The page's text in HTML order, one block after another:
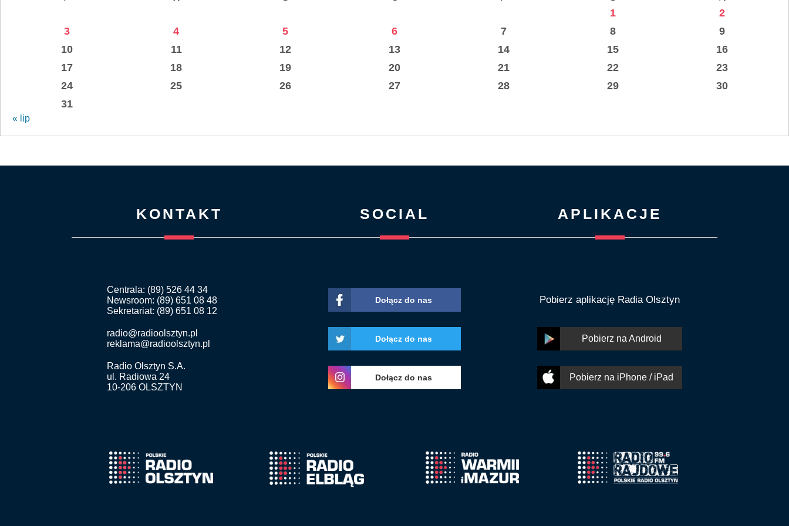
1
2
3
4 5 6 7 8
9
10
11 12 13 14 15
16
17
18 19 20 21 22
23
24
25 26 27 28 29
30
31
« lip
KONTAKT
Centrala: (89) 526 44 34
Newsroom: (89) 651 08 48
Sekretariat: (89) 651 08 12
radio@radioolsztyn.pl
reklama@radioolsztyn.pl
Radio Olsztyn S.A.
ul. Radiowa 24
10-206 OLSZTYN
SOCIAL
Dołącz do nas
Dołącz do nas
Dołącz do nas
APLIKACJE
Pobierz aplikację Radia Olsztyn
Pobierz na Android
Pobierz na iPhone / iPad